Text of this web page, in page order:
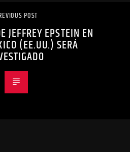
POST
JEFFREY EPSTEIN EN
(EE.UU.) SERÁ